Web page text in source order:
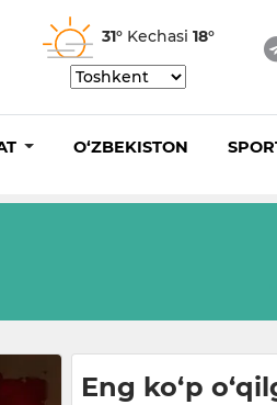
31° Kechasi 18°
O‘ZBEKISTON
Eng ko‘p